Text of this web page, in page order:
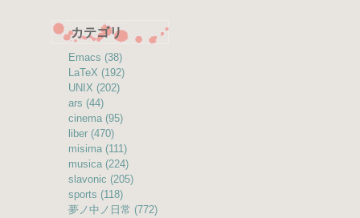
カテゴリ
Emacs (38)
LaTeX (192)
UNIX (202)
ars (44)
cinema (95)
liber (470)
misima (111)
musica (224)
slavonic (205)
sports (118)
夢ノ中ノ日常 (772)